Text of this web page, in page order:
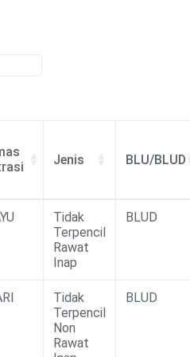
Jenis BLU/BLUD
Jenis BLU/BLUD
Tidak
Terpencil
Rawat
Inap
BLUD
Tidak
Terpencil
Non
Rawat
BLUD